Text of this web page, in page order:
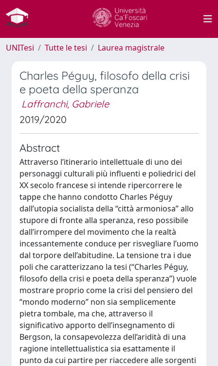
UNITesi Tutte le tesi Laurea magistrale
Charles Péguy, filosofo della crisi
e poeta della speranza
Laffranchi, Gabriele
2019/2020
Abstract
Attraverso l’itinerario intellettuale di uno dei
personaggi culturali più influenti e poliedrici del
XX secolo francese si intende ripercorrere le
tappe che hanno condotto Charles Péguy
dall’utopia socialista della “città armoniosa” allo
stupore di fronte alla speranza, reso possibile
dall’irrompere del movimento che la realtà
incessantemente conduce per risvegliare l’uomo
dal torpore dell’abitudine. La tensione tra i due
poli che caratterizzano la tesi (“Charles Péguy,
filosofo della crisi e poeta della speranza”) vuole
mostrare proprio come la crisi del pensiero del
“mondo moderno” non sia semplicemente
pietra tombale, ma che, attraverso il
significativo apporto dell’insegnamento di
Bergson, la consapevolezza dell’aridità di una
ragione intellettualistica sia esattamente il
punto da cui partire per riaccedere alle sorgenti